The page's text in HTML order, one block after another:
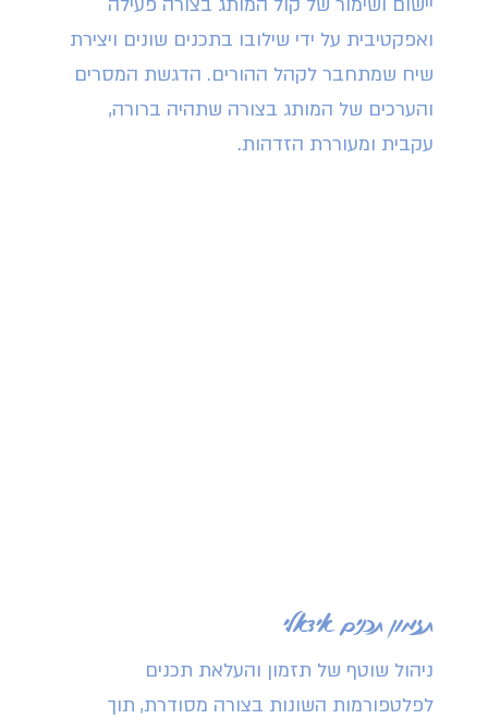
יישום ושימור של קול המותג בצורה פעילה
ואפקטיבית על ידי שילובו בתכנים שונים ויצירת
שיח שמתחבר לקהל ההורים. הדגשת המסרים
והערכים של המותג בצורה שתהיה ברורה,
עקבית ומעוררת הזדהות.
תזמון תכנים אידאלי
ניהול שוטף של תזמון והעלאת תכנים
לפלטפורמות השונות בצורה מסודרת, תוך